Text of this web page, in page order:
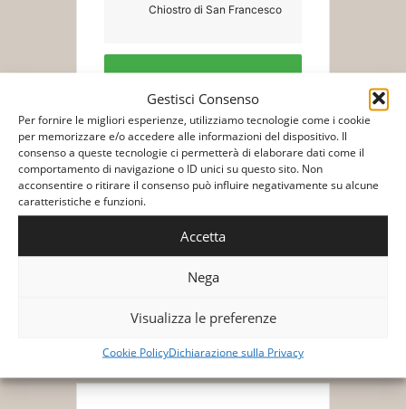
Gestisci Consenso
Per fornire le migliori esperienze, utilizziamo tecnologie come i cookie
per memorizzare e/o accedere alle informazioni del dispositivo. Il
consenso a queste tecnologie ci permetterà di elaborare dati come il
comportamento di navigazione o ID unici su questo sito. Non
acconsentire o ritirare il consenso può influire negativamente su alcune
caratteristiche e funzioni.
Accetta
Nega
Visualizza le preferenze
Cookie PolicyDichiarazione sulla Privacy
Chiostro di San Francesco
Biglietti/Tickets
+ Esporta iCal